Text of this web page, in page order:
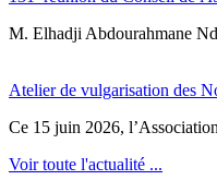
M. Elhadji Abdourahmane
Atelier de vulgarisation des
Ce 15 juin 2026,
Voir toute l'actualité ...